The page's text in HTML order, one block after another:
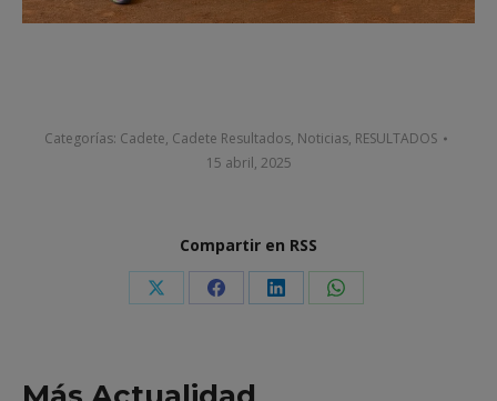
Categorías: Cadete, Cadete Resultados, Noticias, RESULTADOS
15 abril, 2025
Compartir en RSS
Share Share Share Share